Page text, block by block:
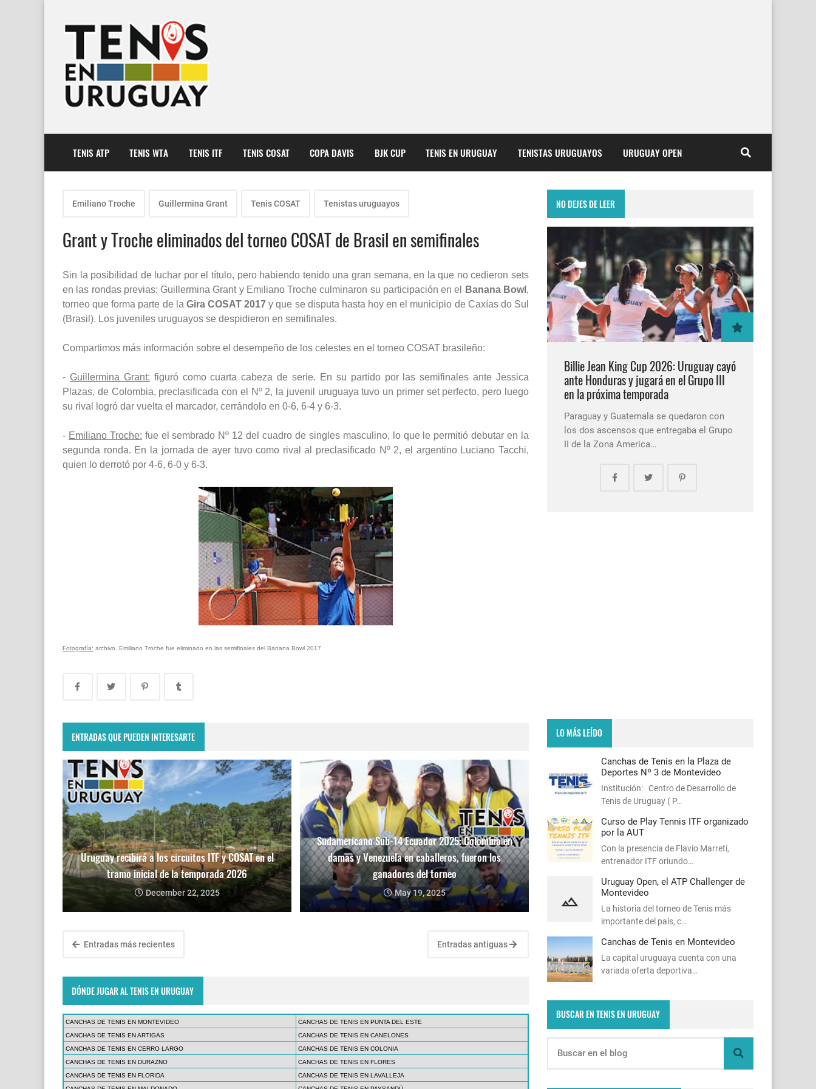
TENIS ATP TENIS WTA TENIS ITF TENIS COSAT COPA DAVIS BJK CUP TENIS EN URUGUAY TENISTAS URUGUAYOS URUGUAY OPEN
Emiliano Troche Guillermina Grant Tenis COSAT Tenistas uruguayos
Grant y Troche eliminados del torneo COSAT de Brasil en semifinales
Sin la posibilidad de luchar por el título, pero habiendo tenido una gran semana, en la que no cedieron sets
en las rondas previas; Guillermina Grant y Emiliano Troche culminaron su participación en el
Banana Bowl ,
torneo que forma parte de la Gira COSAT 2017 y que se disputa hasta hoy en el municipio de Caxías do Sul
(Brasil). Los juveniles uruguayos se despidieron en semifinales.
Compartimos más información sobre el desempeño de los celestes en el torneo COSAT brasileño:
- Guillermina Grant: figuró como cuarta cabeza de serie. En su partido por las semifinales ante Jessica
Plazas, de Colombia, preclasificada con el Nº 2, la juvenil uruguaya tuvo un primer set perfecto, pero luego
su rival logró dar vuelta el marcador, cerrándolo en 0-6, 6-4 y 6-3.
- Emiliano Troche: fue el sembrado Nº 12 del cuadro de singles masculino, lo que le permitió debutar en la
segunda ronda. En la jornada de ayer tuvo como rival al preclasificado Nº 2, el argentino Luciano Tacchi,
quien lo derrotó por 4-6, 6-0 y 6-3.
Fotografía: archivo. Emiliano Troche fue eliminado en las semifinales del Banana Bowl 2017.
ENTRADAS QUE PUEDEN INTERESARTE
Uruguay recibirá a los circuitos ITF y COSAT en el
tramo inicial de la temporada 2026
December 22, 2025
Sudamericano Sub-14 Ecuador 2025: Colombia en
damas y Venezuela en caballeros, fueron los
ganadores del torneo
May 19, 2025
Entradas más recientes Entradas antiguas
DÓNDE JUGAR AL TENIS EN URUGUAY
CANCHAS DE TENIS EN MONTEVIDEO
CANCHAS DE TENIS EN PUNTA DEL ESTE
CANCHAS DE TENIS EN ARTIGAS
CANCHAS DE TENIS EN CANELONES
CANCHAS DE TENIS EN CERRO LARGO
CANCHAS DE TENIS EN COLONIA
CANCHAS DE TENIS EN DURAZNO
CANCHAS DE TENIS EN FLORES
CANCHAS DE TENIS EN FLORIDA
CANCHAS DE TENIS EN LAVALLEJA
NO DEJES DE LEER
Billie Jean King Cup 2026: Uruguay cayó
ante Honduras y jugará en el Grupo III
en la próxima temporada
Paraguay y Guatemala se quedaron con
los dos ascensos que entregaba el Grupo
II de la Zona America…
LO MÁS LEÍDO
Canchas de Tenis en la Plaza de
Deportes Nº 3 de Montevideo
Institución: Centro de Desarrollo de
Tenis de Uruguay ( P…
Curso de Play Tennis ITF organizado
por la AUT
Con la presencia de Flavio Marreti,
entrenador ITF oriundo…
Uruguay Open, el ATP Challenger de
Montevideo
La historia del torneo de Tenis más
importante del país, c…
Canchas de Tenis en Montevideo
La capital uruguaya cuenta con una
variada oferta deportiva…
BUSCAR EN TENIS EN URUGUAY